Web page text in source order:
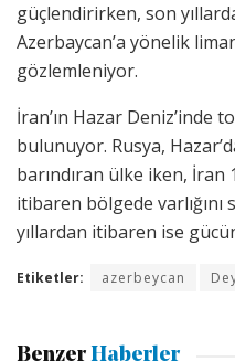
güçlendirirken, son
Azerbaycan’a yönelik
gözlemleniyor.
İran’ın Hazar Deniz’inde
bulunuyor. Rusya,
barındıran ülke iken, İran
itibaren bölgede varlığını
yıllardan itibaren ise
Etiketler: azerbeycan
Benzer Haberler